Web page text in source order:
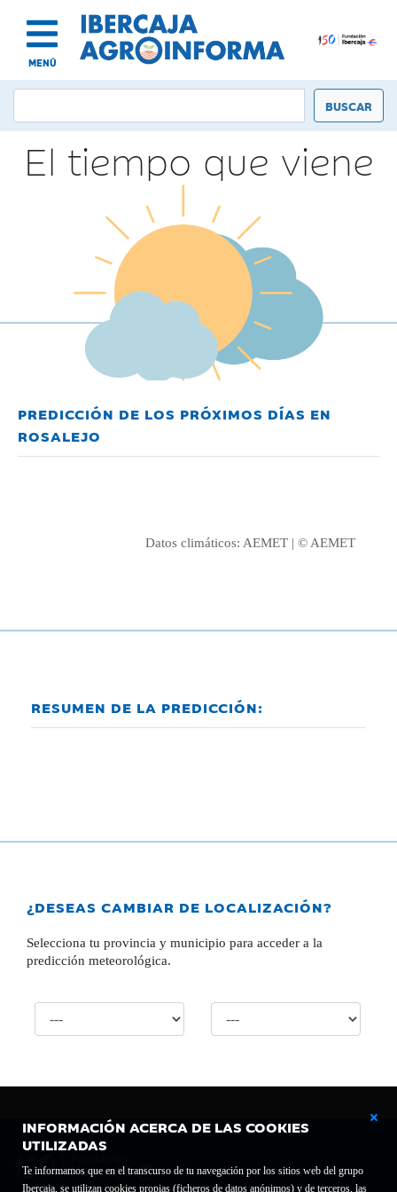
MENÚ
INFORMACIÓN ACERCA DE LAS COOKIES
UTILIZADAS
Te informamos que en el transcurso de tu navegación por los sitios web del grupo
Ibercaja, se utilizan cookies propias (ficheros de datos anónimos) y de terceros, las
El tiempo que viene
PREDICCIÓN DE LOS PRÓXIMOS DÍAS EN
ROSALEJO
Datos climáticos: AEMET | © AEMET
RESUMEN DE LA PREDICCIÓN:
¿DESEAS CAMBIAR DE LOCALIZACIÓN?
Selecciona tu provincia y municipio para acceder a la
predicción meteorológica.